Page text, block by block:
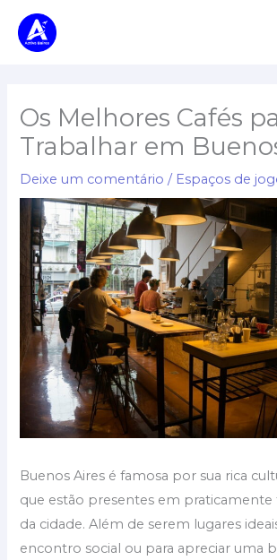
Pular
para
Os Melhores Cafés
Trabalhar em
Deixe um comentário / Espaços de
Buenos Aires é famosa por sua rica
que estão presentes em
da cidade. Além de serem lugares
encontro social ou para apreciar uma